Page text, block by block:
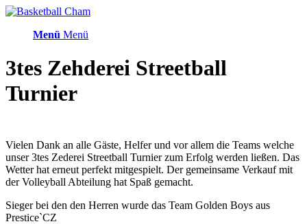
Menü Menü
3tes Zehderei Streetball
Turnier
Vielen Dank an alle Gäste, Helfer und vor allem die Teams welche
unser 3tes Zederei Streetball Turnier zum Erfolg werden ließen. Das
Wetter hat erneut perfekt mitgespielt. Der gemeinsame Verkauf mit
der Volleyball Abteilung hat Spaß gemacht.
Sieger bei den den Herren wurde das Team Golden Boys aus
Prestice`CZ